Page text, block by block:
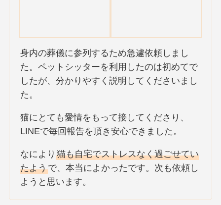
身内の葬儀に参列するため急遽依頼しまし
た。ペットシッターを利用したのは初めてで
したが、分かりやすく説明してくださいまし
た。
猫にとても愛情をもって接してくださり、
LINEで毎回報告を頂き安心できました。
なにより猫も自宅でストレスなく過ごせてい
たようで、本当によかったです。次も依頼し
ようと思います。